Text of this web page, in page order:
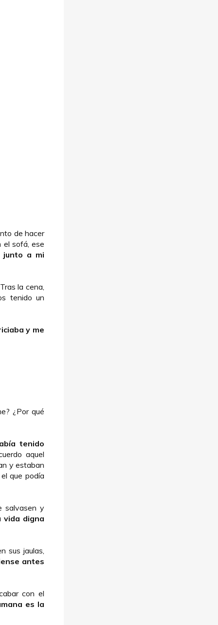
de hacer
el sofá, ese
junto a mi
la cena,
tenido un
y me
¿Por qué
tenido
aquel
y estaban
que podía
salvasen y
vida digna
sus jaulas,
antes
con el
es la